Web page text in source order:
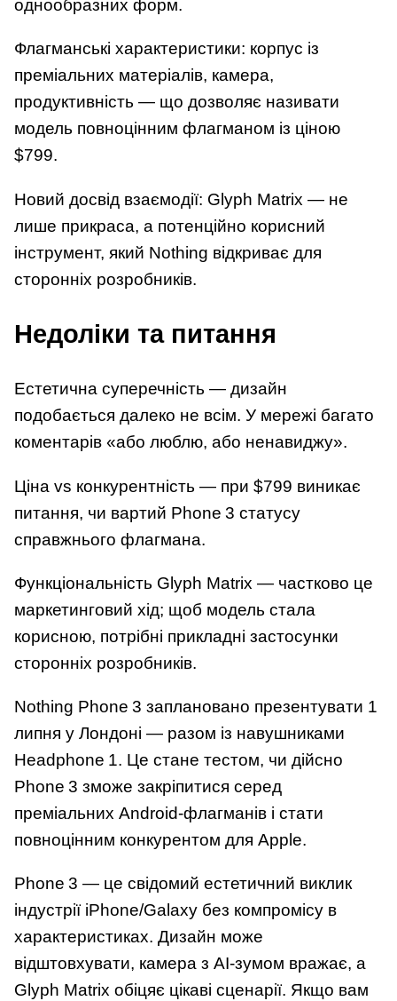
однообразних форм.
Флагманські характеристики: корпус із
преміальних матеріалів, камера,
продуктивність — що дозволяє називати
модель повноцінним флагманом із ціною
$799.
Новий досвід взаємодії: Glyph Matrix — не
лише прикраса, а потенційно корисний
інструмент, який Nothing відкриває для
сторонніх розробників.
Недоліки та питання
Естетична суперечність — дизайн
подобається далеко не всім. У мережі багато
коментарів «або люблю, або ненавиджу».
Ціна vs конкурентність — при $799 виникає
питання, чи вартий Phone 3 статусу
справжнього флагмана.
Функціональність Glyph Matrix — частково це
маркетинговий хід; щоб модель стала
корисною, потрібні прикладні застосунки
сторонніх розробників.
Nothing Phone 3 заплановано презентувати 1
липня у Лондоні — разом із навушниками
Headphone 1. Це стане тестом, чи дійсно
Phone 3 зможе закріпитися серед
преміальних Android-флагманів і стати
повноцінним конкурентом для Apple.
Phone 3 — це свідомий естетичний виклик
індустрії iPhone/Galaxy без компромісу в
характеристиках. Дизайн може
відштовхувати, камера з AI-зумом вражає, а
Glyph Matrix обіцяє цікаві сценарії. Якщо вам